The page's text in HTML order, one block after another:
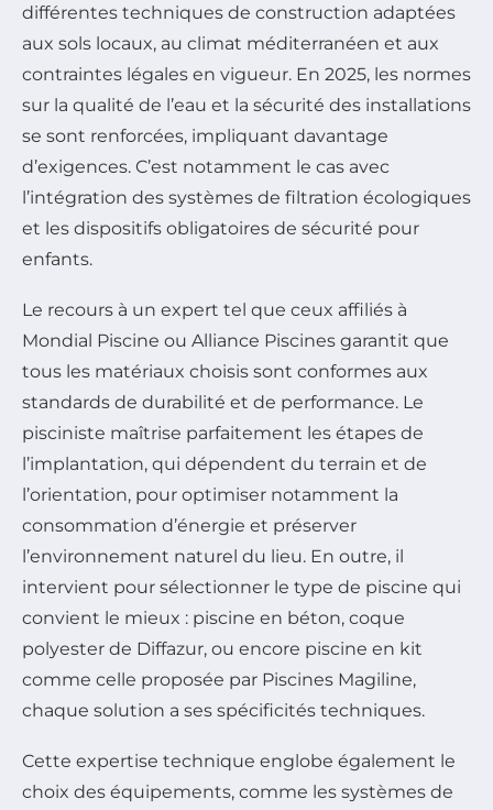
différentes techniques de construction adaptées
aux sols locaux, au climat méditerranéen et aux
contraintes légales en vigueur. En 2025, les normes
sur la qualité de l’eau et la sécurité des installations
se sont renforcées, impliquant davantage
d’exigences. C’est notamment le cas avec
l’intégration des systèmes de filtration écologiques
et les dispositifs obligatoires de sécurité pour
enfants.
Le recours à un expert tel que ceux affiliés à
Mondial Piscine ou Alliance Piscines garantit que
tous les matériaux choisis sont conformes aux
standards de durabilité et de performance. Le
pisciniste maîtrise parfaitement les étapes de
l’implantation, qui dépendent du terrain et de
l’orientation, pour optimiser notamment la
consommation d’énergie et préserver
l’environnement naturel du lieu. En outre, il
intervient pour sélectionner le type de piscine qui
convient le mieux : piscine en béton, coque
polyester de Diffazur, ou encore piscine en kit
comme celle proposée par Piscines Magiline,
chaque solution a ses spécificités techniques.
Cette expertise technique englobe également le
choix des équipements, comme les systèmes de